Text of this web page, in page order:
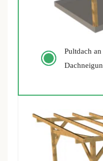
Pultdach